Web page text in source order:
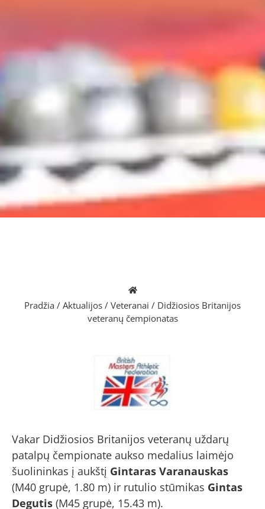
Pradžia / Aktualijos / Veteranai / Didžiosios Britanijos
veteranų čempionatas
Vakar Didžiosios Britanijos veteranų uždarų
patalpų čempionate aukso medalius laimėjo
šuolininkas į aukštį Gintaras Varanauskas
(M40 grupė, 1.80 m) ir rutulio stūmikas Gintas
Degutis (M45 grupė, 15.43 m).